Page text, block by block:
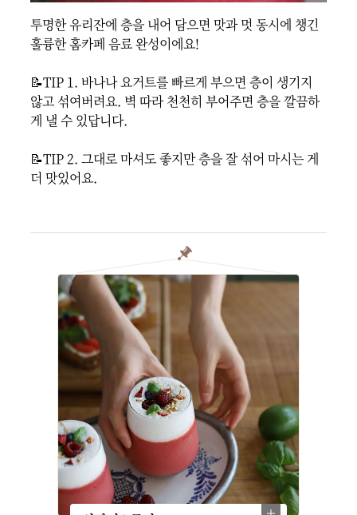
투명한 유리잔에 층을 내어 담으면 맛과 멋 동시에 챙긴
훌륭한 홈카페 음료 완성이에요!
📝TIP 1. 바나나 요거트를 빠르게 부으면 층이 생기지
않고 섞여버려요. 벽 따라 천천히 부어주면 층을 깔끔하
게 낼 수 있답니다.
📝TIP 2. 그대로 마셔도 좋지만 층을 잘 섞어 마시는 게
더 맛있어요.